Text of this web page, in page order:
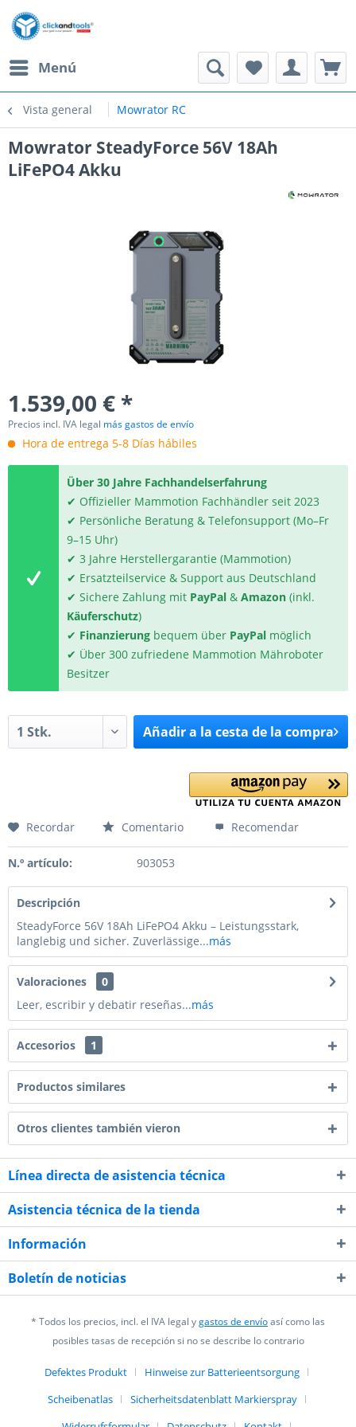
Menú
Vista general Mowrator RC
Mowrator SteadyForce 56V 18Ah
LiFePO4 Akku
1.539,00 € *
Precios incl. IVA legal más gastos de envío
Hora de entrega 5-8 Días hábiles
Über 30 Jahre Fachhandelserfahrung
✔ Offizieller Mammotion Fachhändler seit 2023
✔ Persönliche Beratung & Telefonsupport (Mo–Fr
9–15 Uhr)
✔ 3 Jahre Herstellergarantie (Mammotion)
✔ Ersatzteilservice & Support aus Deutschland
✔ Sichere Zahlung mit PayPal&Amazon(inkl.
Käuferschutz)
✔ Finanzierung bequem über PayPal möglich
✔ Über 300 zufriedene Mammotion Mähroboter
Besitzer
Añadir a la cesta de la compra
Recordar Comentario Recomendar
N.º artículo: 903053
Descripción
SteadyForce 56V 18Ah LiFePO4 Akku – Leistungsstark,
langlebig und sicher. Zuverlässige...más
Valoraciones
0
Leer, escribir y debatir reseñas...más
Accesorios 1
Productos similares
Otros clientes también vieron
Línea directa de asistencia técnica
Asistencia técnica de la tienda
Información
Boletín de noticias
* Todos los precios, incl. el IVA legal ygastos de envíoasí como las
posibles tasas de recepción si no se describe lo contrario
Defektes Produkt
Hinweise zur Batterieentsorgung
Scheibenatlas
Sicherheitsdatenblatt Markierspray